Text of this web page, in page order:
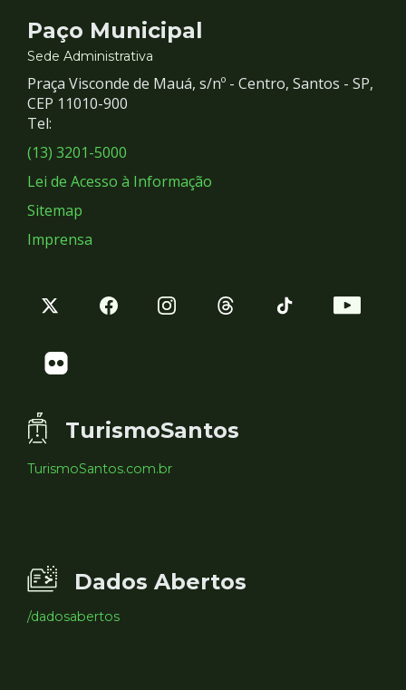
Contato
e
Redes
Sociais
Paço Municipal
Sede Administrativa
Praça Visconde de Mauá, s/nº - Centro, Santos - SP,
CEP 11010-900
Tel:
(13) 3201-5000
Lei de Acesso à Informação
Sitemap
Imprensa
TurismoSantos
TurismoSantos.com.br
Dados Abertos
/dadosabertos